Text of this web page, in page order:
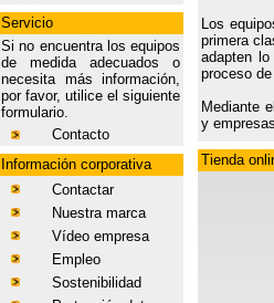
Servicio
Si no encuentra los equipos
de medida adecuados o
necesita más información,
por favor, utilice el siguiente
formulario.
Contacto
Información corporativa
Contactar
Nuestra marca
Vídeo empresa
Empleo
Sostenibilidad
Los
primera
adapten
proceso
Mediante
y
Tienda